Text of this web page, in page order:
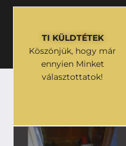
TI KÜLDTÉTEK
Köszönjük, hogy már
ennyien Minket
választottatok!